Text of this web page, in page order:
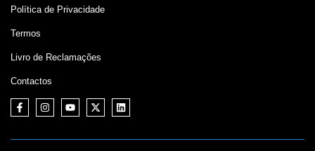
Política de Privacidade
Termos
Livro de Reclamações
Contactos